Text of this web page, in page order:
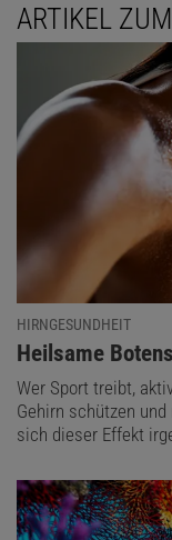
ARTIKEL
HIRNGESUNDHEIT
:
Heilsame
Wer Sport treibt,
Gehirn schützen
sich dieser Effekt